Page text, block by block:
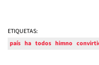
ETIQUETAS:
país ha todos himno